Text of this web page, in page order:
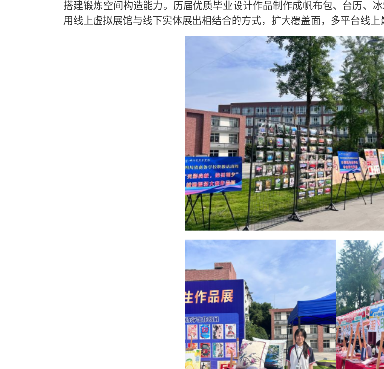
搭建锻炼空间构造能力。历届优质毕业设计作品制作成帆布包、台历、
用线上虚拟展馆与线下实体展出相结合的方式，扩大覆盖面，多平台线上